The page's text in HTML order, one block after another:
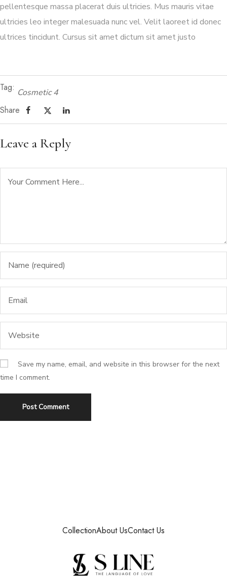
pellentesque massa placerat duis ultricies. Mus mauris vitae
ultricies leo integer malesuada nunc vel. Velit laoreet id donec
ultrices tincidunt. Cursus sit amet dictum sit amet justo
Tag: Cosmetic 4
Share
Leave a Reply
Save my name, email, and website in this browser for the next
time I comment.
CollectionAbout UsContact Us